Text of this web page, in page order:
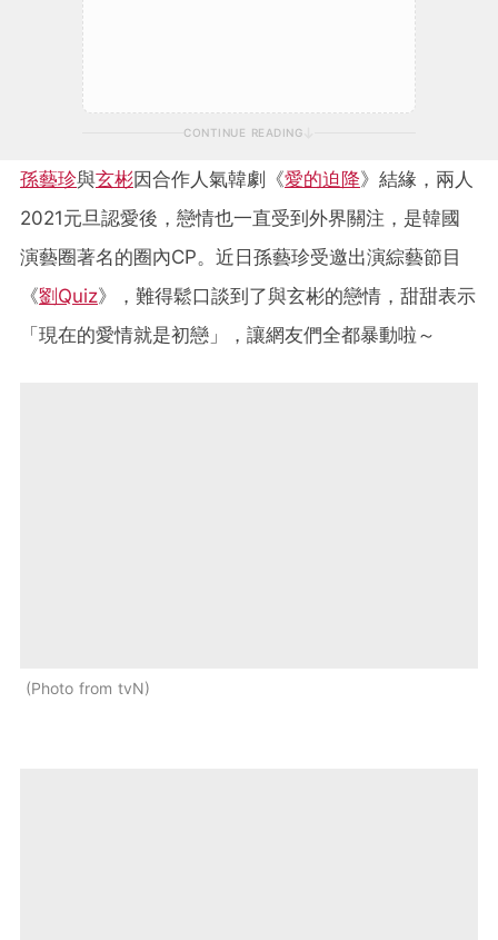
CONTINUE READING
孫藝珍與玄彬因合作人氣韓劇《愛的迫降》結緣，兩人
2021元旦認愛後，戀情也一直受到外界關注，是韓國
演藝圈著名的圈內CP。近日孫藝珍受邀出演綜藝節目
《劉Quiz》，難得鬆口談到了與玄彬的戀情，甜甜表示
「現在的愛情就是初戀」，讓網友們全都暴動啦～
Photo from tvN